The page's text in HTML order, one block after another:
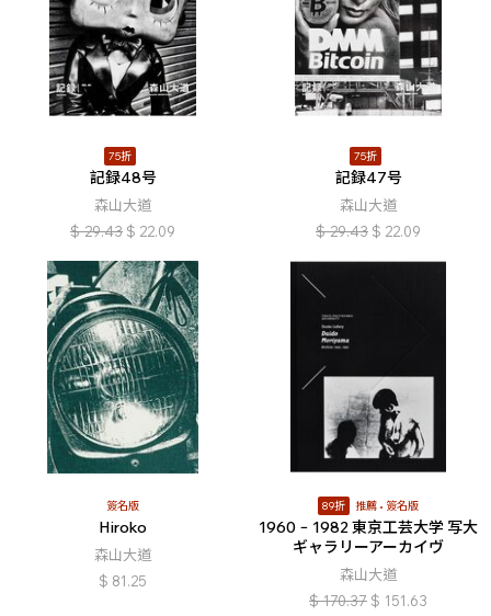
75折
記録48号
森山大道
$ 29.43 $ 22.09
75折
記録47号
森山大道
$ 29.43 $ 22.09
簽名版
Hiroko
森山大道
$ 81.25
89折 推薦 簽名版
1960 − 1982 東京工芸大学 写大
ギャラリーアーカイヴ
森山大道
$ 170.37 $ 151.63